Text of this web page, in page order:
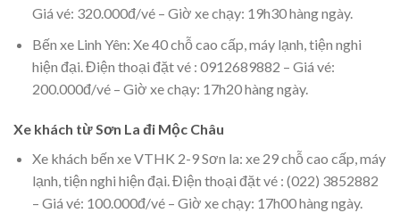
Giá vé: 320.000đ/vé – Giờ xe chạy: 19h30 hàng ngày.
Bến xe Linh Yên: Xe 40 chỗ cao cấp, máy lạnh, tiện nghi
hiện đại. Điện thoại đặt vé : 0912689882 – Giá vé:
200.000đ/vé – Giờ xe chạy: 17h20 hàng ngày.
Xe khách từ Sơn La đi Mộc Châu
Xe khách bến xe VTHK 2-9 Sơn la: xe 29 chỗ cao cấp, máy
lạnh, tiện nghi hiện đại. Điện thoại đặt vé : (022) 3852882
– Giá vé: 100.000đ/vé – Giờ xe chạy: 17h00 hàng ngày.